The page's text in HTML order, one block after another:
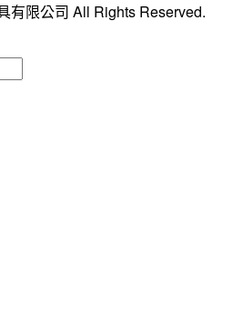
有限公司 All Rights Reserved.